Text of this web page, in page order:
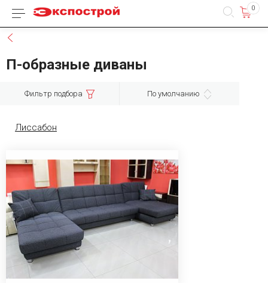
Каталог товаров 0
П-образные диваны
Фильтр подбора По умолчанию
Лиссабон